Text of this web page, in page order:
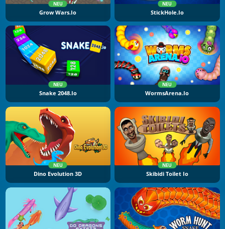
NEU
Grow Wars.io
NEU
StickHole.io
NEU
Snake 2048.io
NEU
WormsArena.io
NEU
Dino Evolution 3D
NEU
Skibidi Toilet Io